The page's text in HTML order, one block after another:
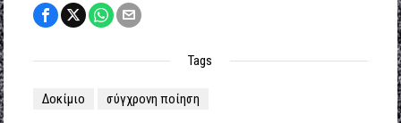
Tags
Δοκίμιο σύγχρονη ποίηση